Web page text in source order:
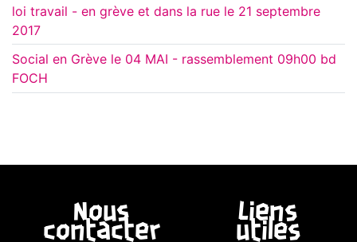
loi travail - en grève et dans la rue le 21 septembre
2017
Social en Grève le 04 MAI - rassemblement 09h00 bd
FOCH
Nous
contacter
Liens
utiles